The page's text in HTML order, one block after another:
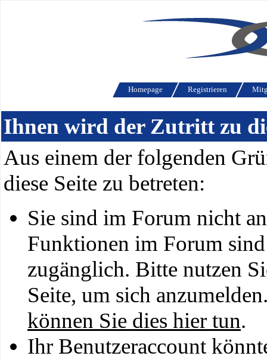
Homepage Registrieren
Ihnen wird der Zutritt zu
Aus einem der folgenden
diese Seite zu betreten:
Sie sind im Forum nicht
Funktionen im Forum
zugänglich. Bitte nutzen
Seite, um sich
können Sie dies hier tun.
Ihr Benutzeraccount